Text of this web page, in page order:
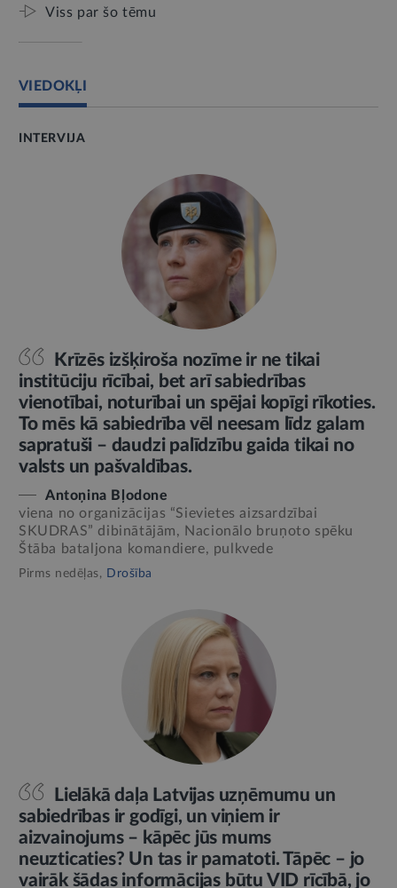
Viss par šo tēmu
VIEDOKĻI
INTERVIJA
Krīzēs izšķiroša nozīme ir ne tikai
institūciju rīcībai, bet arī sabiedrības
vienotībai, noturībai un spējai kopīgi rīkoties.
To mēs kā sabiedrība vēl neesam līdz galam
sapratuši – daudzi palīdzību gaida tikai no
valsts un pašvaldības.
Antoņina Bļodone
viena no organizācijas “Sievietes aizsardzībai
SKUDRAS” dibinātājām, Nacionālo bruņoto spēku
Štāba bataljona komandiere, pulkvede
Pirms nedēļas, Drošība
Lielākā daļa Latvijas uzņēmumu un
sabiedrības ir godīgi, un viņiem ir
aizvainojums – kāpēc jūs mums
neuzticaties? Un tas ir pamatoti. Tāpēc – jo
vairāk šādas informācijas būtu VID rīcībā, jo